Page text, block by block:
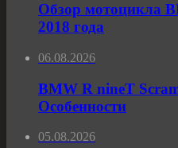
Обзор мотоцикла
2018 года
06.08.2026
BMW R nineT
Особенности
05.08.2026